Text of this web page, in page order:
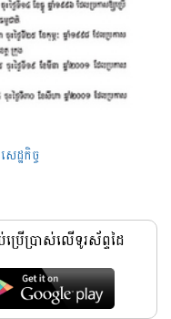
ដ្ឋកិច្ច
រើប្រាស់លើទូរស័ព្ទដៃ